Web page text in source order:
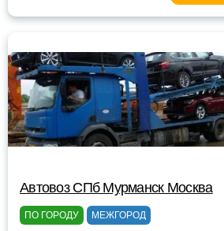
Автовоз СПб Мурманск Москва
ПО ГОРОДУ МЕЖГОРОД